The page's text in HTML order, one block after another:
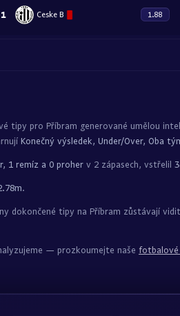
1 Ceske B 1.88
tipy pro Příbram generované umělou
Konečný výsledek, Under/Over, Oba
1 remíz a 0 proher v 2 zápasech, vstřelil
.
dokončené tipy na Příbram zůstávají
— prozkoumejte naše fotbalové